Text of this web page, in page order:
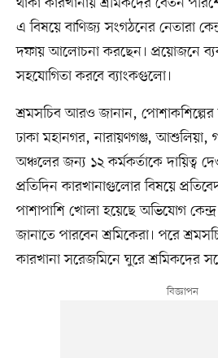
এ বিষয়ে বাণিজ্য সংগঠনের নেতারা
দফায় আলোচনা করছেন। প্রয়োজনে
সহযোগিতা করবে ব্যাংকগুলো।
শ্রমসচিব আরও জানান,
ঢাকা মহানগর, নারায়ণগঞ্জ,
অঞ্চলের জন্য ১২ কর্মকর্তাকে দায়িত্ব
প্রতিদিন কারখানাগুলোর বিষয়ে
পাশাপাশি খোলা হয়েছে অভিযোগ
জানাতে পারবেন শ্রমিকেরা। পরে
কারখানা সরেজমিনে ঘুরে শ্রমিকদের